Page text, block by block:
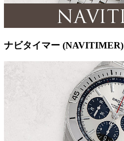
ナビタイマー (NAVITIMER)